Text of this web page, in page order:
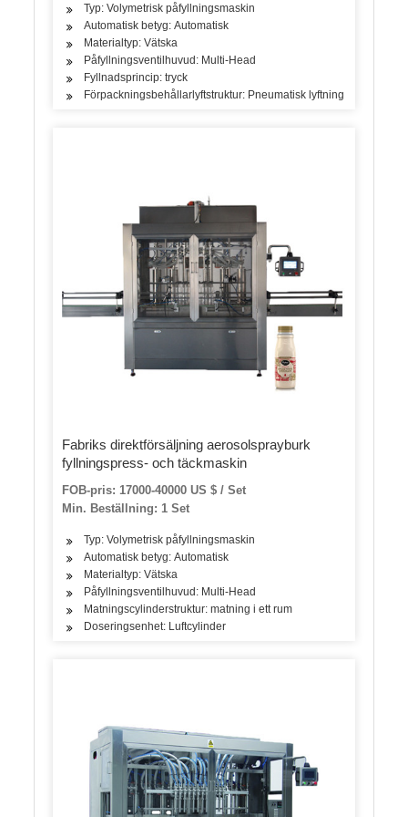
Typ: Volymetrisk påfyllningsmaskin
Automatisk betyg: Automatisk
Materialtyp: Vätska
Påfyllningsventilhuvud: Multi-Head
Fyllnadsprincip: tryck
Förpackningsbehållarlyftstruktur: Pneumatisk lyftning
Fabriks direktförsäljning aerosolsprayburk
fyllningspress- och täckmaskin
FOB-pris: 17000-40000 US $ / Set
Min. Beställning: 1 Set
Typ: Volymetrisk påfyllningsmaskin
Automatisk betyg: Automatisk
Materialtyp: Vätska
Påfyllningsventilhuvud: Multi-Head
Matningscylinderstruktur: matning i ett rum
Doseringsenhet: Luftcylinder